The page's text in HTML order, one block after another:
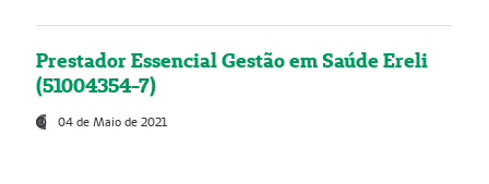
Prestador Essencial Gestão em Saúde Ereli
(51004354-7)
04 de Maio de 2021